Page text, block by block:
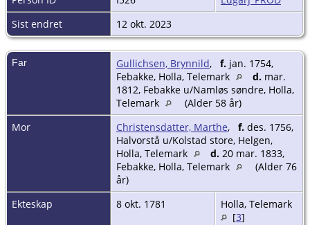
Sist endret
12 okt. 2023
Far Gullichsen, Brynnild, f. jan. 1754,
Febakke, Holla, Telemark
d. mar.
1812, Febakke u/Namløs søndre, Holla,
Telemark
(Alder 58 år)
Mor
Christensdatter, Marthe, f. des. 1756,
Halvorstå u/Kolstad store, Helgen,
Holla, Telemark
d. 20 mar. 1833,
Febakke, Holla, Telemark
(Alder 76
år)
Ekteskap
8 okt. 1781
Holla, Telemark
[3]